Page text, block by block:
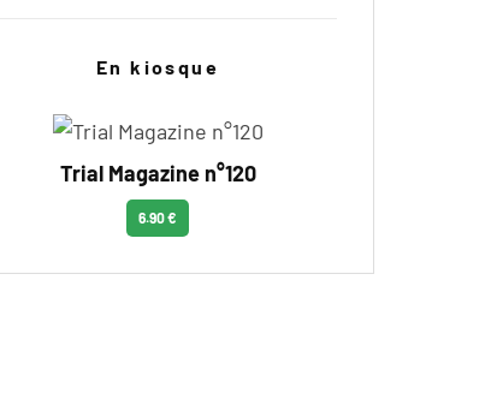
En kiosque
Trial Magazine n°120
6.90 €